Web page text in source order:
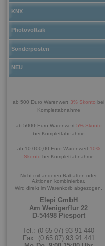
KNX
Photovoltaik
Sonderposten
NEU
ab 500 Euro Warenwert 3% Skonto bei
Komplettabnahme
ab 5000 Euro Warenwert 5% Skonto
bei Komplettabnahme
ab 10.000,00 Euro Warenwert 10%
Skonto bei Komplettabnahme
Nicht mit anderen Rabatten oder
Aktionen kombinierbar.
Wird direkt im Warenkorb abgezogen.
Elepi GmbH
Am Wenigerflur 22
D-54498 Piesport
Tel.: (0 65 07) 93 91 440
Fax: (0 65 07) 93 91 441